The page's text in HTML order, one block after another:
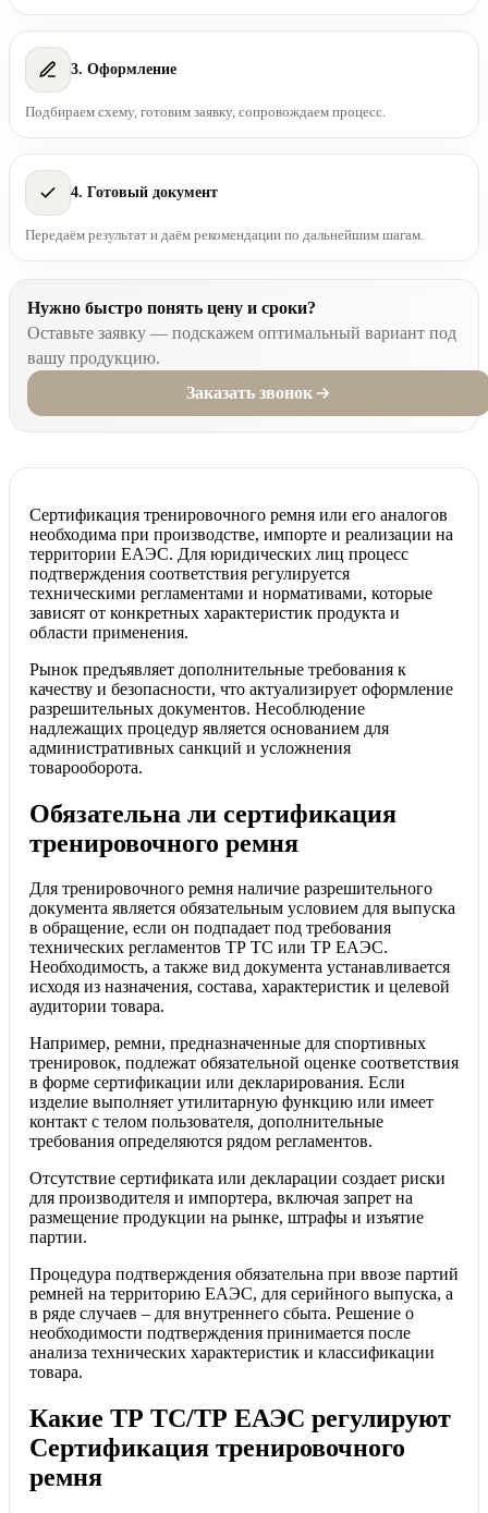
3. Оформление
Подбираем схему, готовим заявку, сопровождаем процесс.
4. Готовый документ
Передаём результат и даём рекомендации по дальнейшим шагам.
Нужно быстро понять цену и сроки?
Оставьте заявку — подскажем оптимальный вариант под
вашу продукцию.
Заказать звонок
Сертификация тренировочного ремня или его аналогов
необходима при производстве, импорте и реализации на
территории ЕАЭС. Для юридических лиц процесс
подтверждения соответствия регулируется
техническими регламентами и нормативами, которые
зависят от конкретных характеристик продукта и
области применения.
Рынок предъявляет дополнительные требования к
качеству и безопасности, что актуализирует оформление
разрешительных документов. Несоблюдение
надлежащих процедур является основанием для
административных санкций и усложнения
товарооборота.
Обязательна ли сертификация
тренировочного ремня
Для тренировочного ремня наличие разрешительного
документа является обязательным условием для выпуска
в обращение, если он подпадает под требования
технических регламентов ТР ТС или ТР ЕАЭС.
Необходимость, а также вид документа устанавливается
исходя из назначения, состава, характеристик и целевой
аудитории товара.
Например, ремни, предназначенные для спортивных
тренировок, подлежат обязательной оценке соответствия
в форме сертификации или декларирования. Если
изделие выполняет утилитарную функцию или имеет
контакт с телом пользователя, дополнительные
требования определяются рядом регламентов.
Отсутствие сертификата или декларации создает риски
для производителя и импортера, включая запрет на
размещение продукции на рынке, штрафы и изъятие
партии.
Процедура подтверждения обязательна при ввозе партий
ремней на территорию ЕАЭС, для серийного выпуска, а
в ряде случаев – для внутреннего сбыта. Решение о
необходимости подтверждения принимается после
анализа технических характеристик и классификации
товара.
Какие ТР ТС/ТР ЕАЭС регулируют
Сертификация тренировочного
ремня